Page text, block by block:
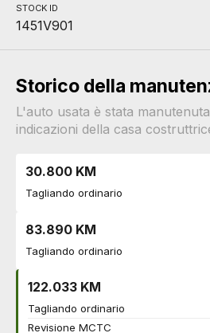
STOCK ID
1451V901
Storico della
L'auto usata è stata
indicazioni della casa
30.800 KM
Tagliando ordinario
83.890 KM
Tagliando ordinario
122.033 KM
Tagliando ordinario
Revisione MCTC